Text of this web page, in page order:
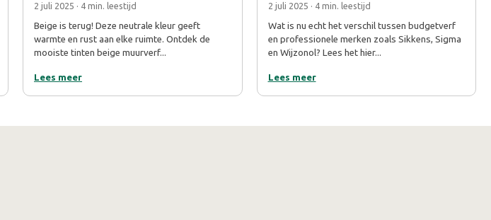
2 juli 2025 · 4 min. leestijd
Beige is terug! Deze neutrale kleur geeft
warmte en rust aan elke ruimte. Ontdek de
mooiste tinten beige muurverf...
Lees meer
2 juli 2025 · 4 min. leestijd
Wat is nu echt het verschil tussen budgetverf
en professionele merken zoals Sikkens, Sigma
en Wijzonol? Lees het hier...
Lees meer